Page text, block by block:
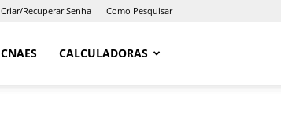
Criar/Recuperar Senha Como Pesquisar
CNAES CALCULADORAS